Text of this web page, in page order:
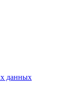
данных